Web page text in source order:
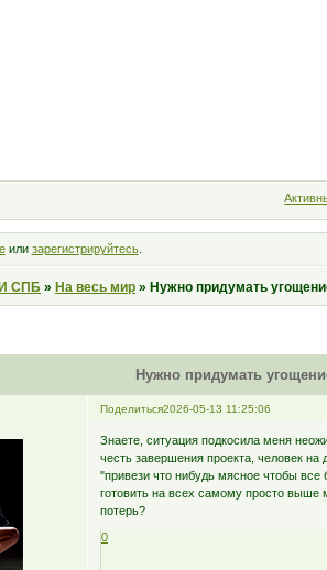
или зарегистрируйтесь.
СПБ »На весь мир »Нужно придумать
Нужно придумать
Поделиться2026-05-13 11:25:06
Знаете, ситуация подкосила меня
честь завершения проекта, человек
"привези что нибудь мясное чтобы
готовить на всех самому просто выше
потерь?
0